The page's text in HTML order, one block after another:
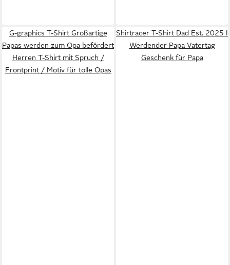
G-graphics T-Shirt Großartige
Papas werden zum Opa befördert
Herren T-Shirt mit Spruch /
Frontprint / Motiv für tolle Opas
Shirtracer T-Shirt Dad Est. 2025 I
Werdender Papa Vatertag
Geschenk für Papa